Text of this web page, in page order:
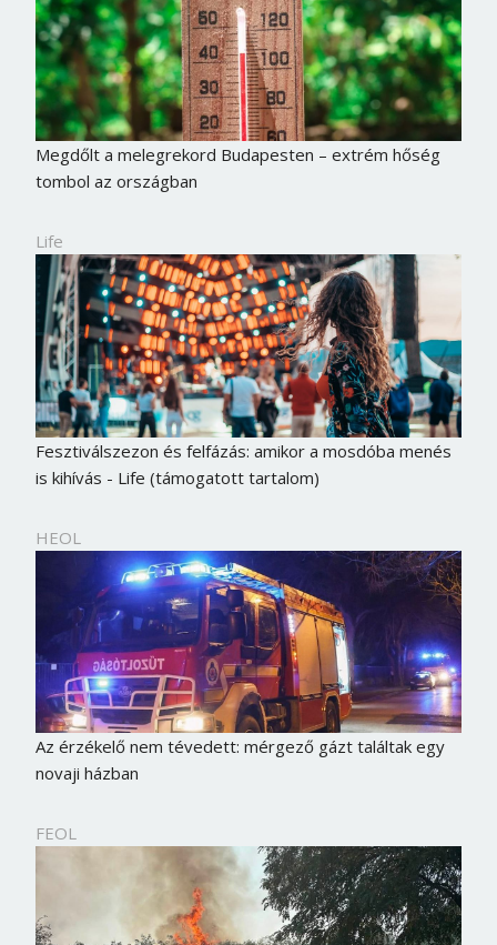
Megdőlt a melegrekord Budapesten – extrém hőség
tombol az országban
Life
Fesztiválszezon és felfázás: amikor a mosdóba menés
is kihívás - Life (támogatott tartalom)
HEOL
Az érzékelő nem tévedett: mérgező gázt találtak egy
novaji házban
FEOL